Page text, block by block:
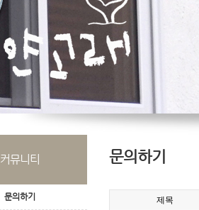
커뮤니티
문의하기
문의하기
제목